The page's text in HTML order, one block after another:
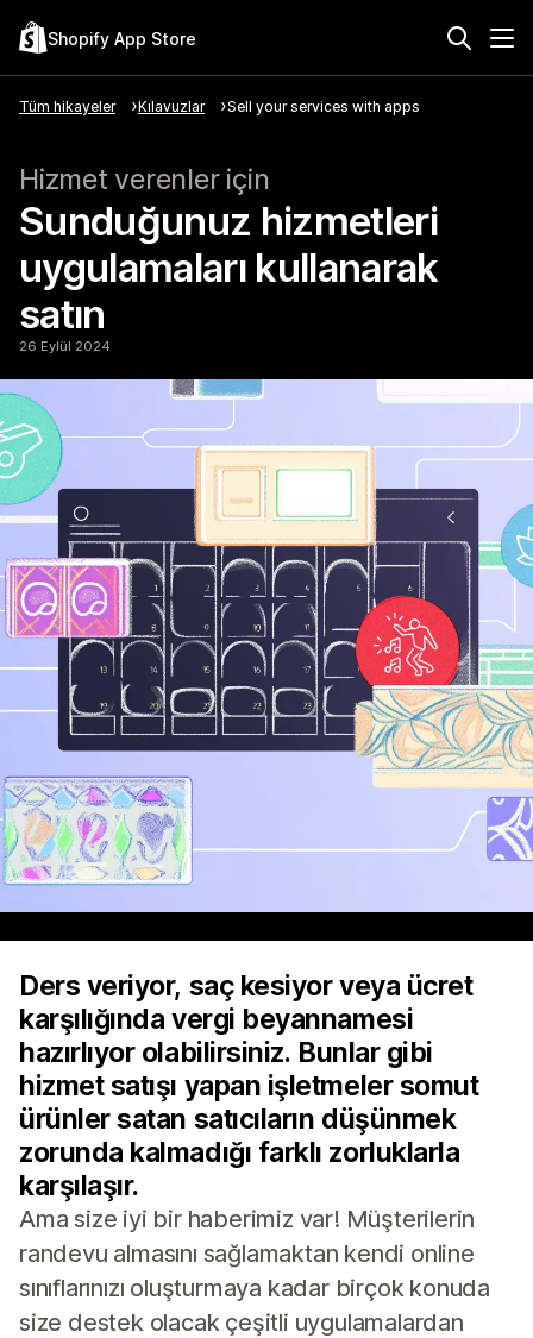
Shopify App Store
Tüm hikayeler Kılavuzlar Sell your services with apps
Hizmet verenler için
Sunduğunuz hizmetleri
uygulamaları kullanarak
satın
26 Eylül 2024
Ders veriyor, saç kesiyor veya ücret
karşılığında vergi beyannamesi
hazırlıyor olabilirsiniz. Bunlar gibi
hizmet satışı yapan işletmeler somut
ürünler satan satıcıların düşünmek
zorunda kalmadığı farklı zorluklarla
karşılaşır.
Ama size iyi bir haberimiz var! Müşterilerin
randevu almasını sağlamaktan kendi online
sınıflarınızı oluşturmaya kadar birçok konuda
size destek olacak çeşitli uygulamalardan